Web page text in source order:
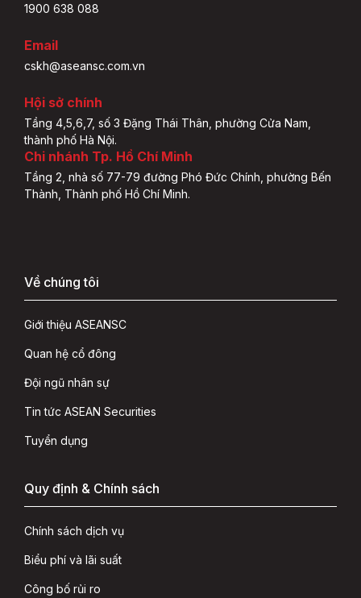
1900 638 088
Email
cskh@aseansc.com.vn
Hội sở chính
Tầng 4,5,6,7, số 3 Đặng Thái Thân, phường Cửa Nam,
thành phố Hà Nội.
Chi nhánh Tp. Hồ Chí Minh
Tầng 2, nhà số 77-79 đường Phó Đức Chính, phường Bến
Thành, Thành phố Hồ Chí Minh.
Về chúng tôi
Giới thiệu ASEANSC
Quan hệ cổ đông
Đội ngũ nhân sự
Tin tức ASEAN Securities
Tuyển dụng
Quy định & Chính sách
Chính sách dịch vụ
Biểu phí và lãi suất
Công bố rủi ro